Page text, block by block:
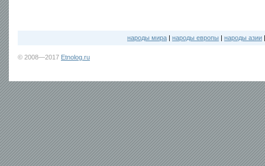
народы мира | народы европы | народы азии
© 2008—2017 Etnolog.ru